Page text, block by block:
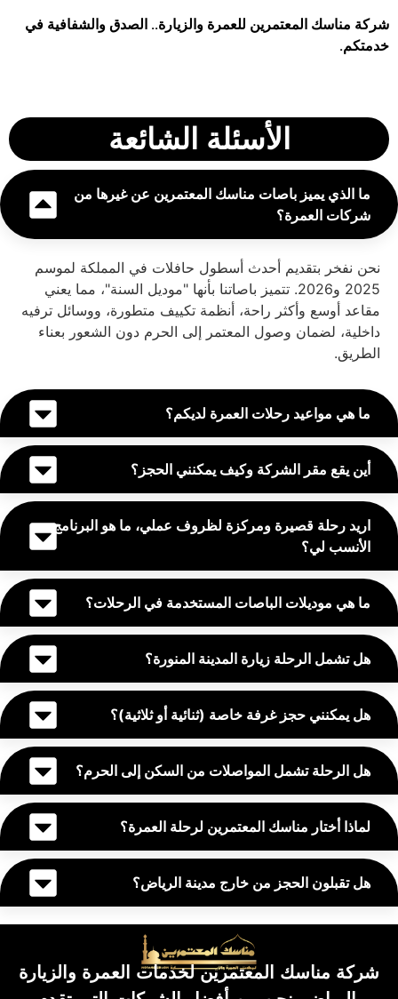
شركة مناسك المعتمرين للعمرة والزيارة.. الصدق والشفافية في
خدمتكم.
الأسئلة الشائعة
ما الذي يميز باصات مناسك المعتمرين عن غيرها من
شركات العمرة؟
نحن نفخر بتقديم أحدث أسطول حافلات في المملكة لموسم
2025 و2026. تتميز باصاتنا بأنها "موديل السنة"، مما يعني
مقاعد أوسع وأكثر راحة، أنظمة تكييف متطورة، ووسائل ترفيه
داخلية، لضمان وصول المعتمر إلى الحرم دون الشعور بعناء
الطريق.
ما هي مواعيد رحلات العمرة لديكم؟
أين يقع مقر الشركة وكيف يمكنني الحجز؟
اريد رحلة قصيرة ومركزة لظروف عملي، ما هو البرنامج
الأنسب لي؟
ما هي موديلات الباصات المستخدمة في الرحلات؟
هل تشمل الرحلة زيارة المدينة المنورة؟
هل يمكنني حجز غرفة خاصة (ثنائية أو ثلاثية)؟
هل الرحلة تشمل المواصلات من السكن إلى الحرم؟
لماذا أختار مناسك المعتمرين لرحلة العمرة؟
هل تقبلون الحجز من خارج مدينة الرياض؟
شركة مناسك المعتمرين لخدمات العمرة والزيارة